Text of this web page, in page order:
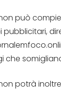
può
pubblicitari,
che
potrà